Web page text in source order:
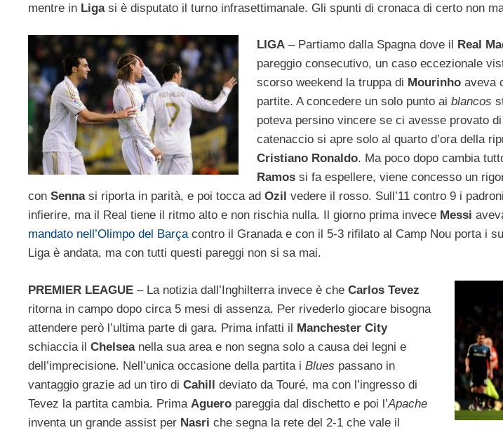
mentre in Ligasi è disputato il turno infrasettimanale. Gli spunti di cronaca di certo non
LIGA– Partiamo dalla Spagna dove il Real
pareggio consecutivo, un caso eccezionale
scorso weekend la truppa di Mourinhoaveva
partite. A concedere un solo punto ai blancos
poteva persino vincere se ci avesse provato
catenaccio si apre solo al quarto d’ora della
Cristiano Ronaldo. Ma poco dopo cambia
Ramossi fa espellere, viene concesso un
con Sennasi riporta in parità, e poi tocca ad Ozil vedere il rosso. Sull’11 contro 9 i
infierire, ma il Real tiene il ritmo alto e non rischia nulla. Il giorno prima invece Messi
mandato nell’Olimpo del Barçacontro il Granada e con il 5-3 rifilato al Camp Nou porta i
Liga è andata, ma con tutti questi pareggi non si sa mai.
PREMIER LEAGUE – La notizia dall’Inghilterra invece è che Carlos Tevez
ritorna in campo dopo circa 5 mesi di assenza. Per rivederlo giocare bisogna
attendere però l’ultima parte di gara. Prima infatti il Manchester City
schiaccia il Chelseanella sua area e non segna solo a causa dei legni e
dell’imprecisione. Nell’unica occasione della partita i Blues passano in
vantaggio grazie ad un tiro di Cahill deviato da Touré, ma con l’ingresso di
Tevez la partita cambia. Prima Aguero pareggia dal dischetto e poi l’Apache
inventa un grande assist per Nasri che segna la rete del 2-1 che vale il